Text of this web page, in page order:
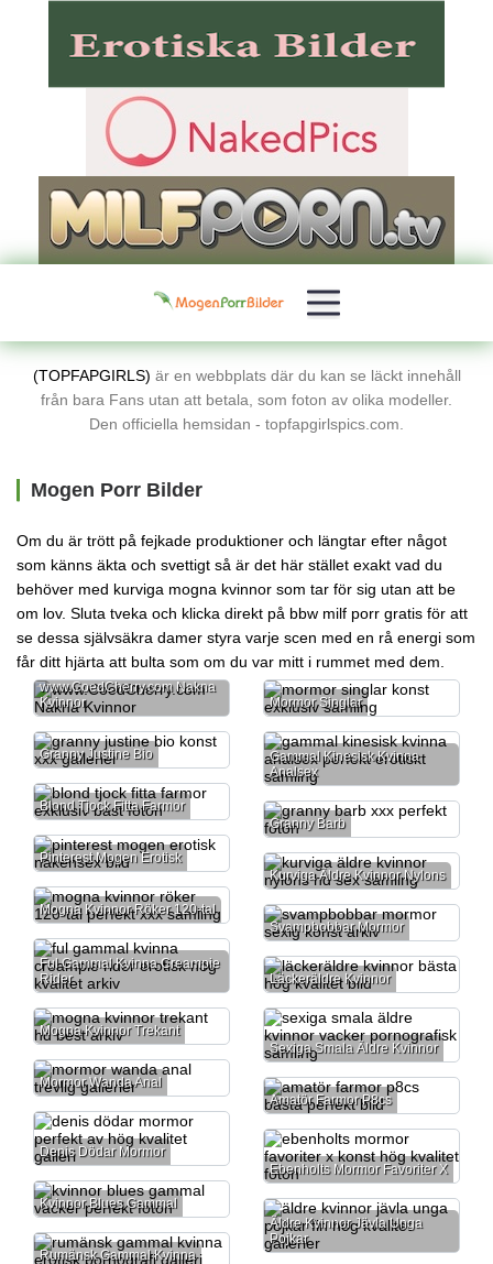
(TOPFAPGIRLS) är en webbplats där du kan se läckt innehåll
från bara Fans utan att betala, som foton av olika modeller.
Den officiella hemsidan - topfapgirlspics.com.
Mogen Porr Bilder
Om du är trött på fejkade produktioner och längtar efter något
som känns äkta och svettigt så är det här stället exakt vad du
behöver med kurviga mogna kvinnor som tar för sig utan att be
om lov. Sluta tveka och klicka direkt på bbw milf porr gratis för att
se dessa självsäkra damer styra varje scen med en rå energi som
får ditt hjärta att bulta som om du var mitt i rummet med dem.
www.CoedCherry.com Nakna
Kvinnor
Mormor Singlar
Granny Justine Bio
Gammal Kinesisk Kvinna
Analsex
Blond Tjock Fitta Farmor
Granny Barb
Pinterest Mogen Erotisk
Kurviga Äldre Kvinnor Nylons
Mogna Kvinnor Röker 120-tal
Svampbobbar Mormor
Ful Gammal Kvinna Creampie
Rider
Läckeräldre Kvinnor
Mogna Kvinnor Trekant
Sexiga Smala Äldre Kvinnor
Mormor Wanda Anal
Amatör Farmor P8cs
Denis Dödar Mormor
Ebenholts Mormor Favoriter X
Kvinnor Blues Gammal
Äldre Kvinnor Jävla Unga
Pojkar
Rumänsk Gammal Kvinna